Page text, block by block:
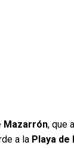
Mazarrón, que
a la Playa de